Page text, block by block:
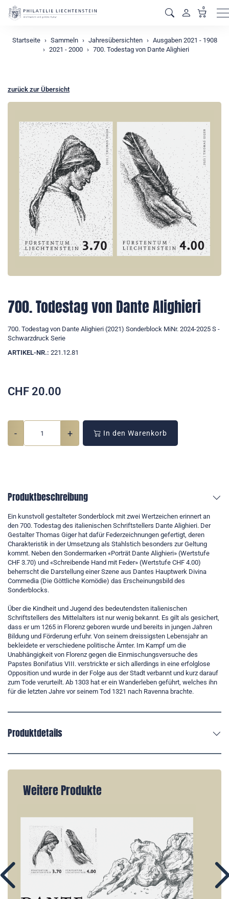
0
Startseite Sammeln Jahresübersichten
Ausgaben 2021 - 1908
2021 - 2000
700. Todestag von Dante Alighieri
zurück zur Übersicht
700. Todestag von Dante Alighieri
700. Todestag von Dante Alighieri (2021) Sonderblock MiNr. 2024-2025 S -
Schwarzdruck Serie
ARTIKEL-NR.: 221.12.81
CHF 20.00
- + In den Warenkorb
Produktbeschreibung
Ein kunstvoll gestalteter Sonderblock mit zwei Wertzeichen erinnert an
den 700. Todestag des italienischen Schriftstellers Dante Alighieri. Der
Gestalter Thomas Giger hat dafür Federzeichnungen gefertigt, deren
Charakteristik in der Umsetzung als Stahlstich besonders zur Geltung
kommt. Neben den Sondermarken «Porträt Dante Alighieri» (Wertstufe
CHF 3.70) und «Schreibende Hand mit Feder» (Wertstufe CHF 4.00)
beherrscht die Darstellung einer Szene aus Dantes Hauptwerk Divina
Commedia (Die Göttliche Komödie) das Erscheinungsbild des
Sonderblocks.
Über die Kindheit und Jugend des bedeutendsten italienischen
Schriftstellers des Mittelalters ist nur wenig bekannt. Es gilt als gesichert,
dass er um 1265 in Florenz geboren wurde und bereits in jungen Jahren
Bildung und Förderung erfuhr. Von seinem dreissigsten Lebensjahr an
bekleidete er verschiedene politische Ämter. Im Kampf um die
Unabhängigkeit von Florenz gegen die Einmischungsversuche des
Papstes Bonifatius VIII. verstrickte er sich allerdings in eine erfolglose
Opposition und wurde in der Folge aus der Stadt verbannt und kurz darauf
zum Tode verurteilt. Ab 1303 hat er ein Wanderleben geführt, welches ihn
für die letzten Jahre vor seinem Tod 1321 nach Ravenna brachte.
Produktdetails
Weitere Produkte